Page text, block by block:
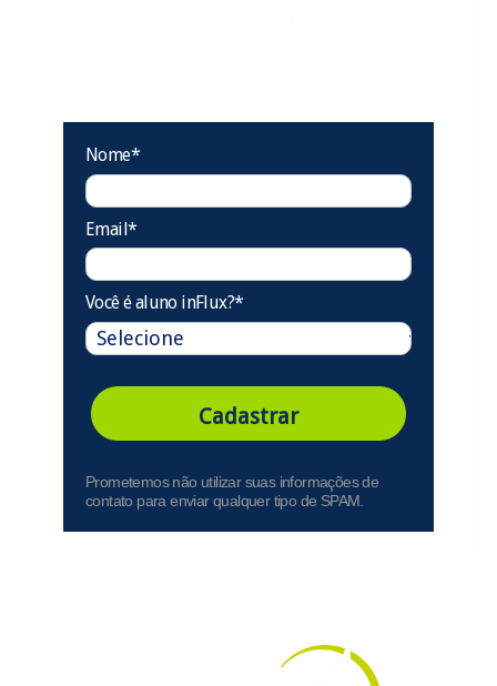
Nome*
Email*
Você é aluno inFlux?*
Cadastrar
Prometemos não utilizar suas informações de
contato para enviar qualquer tipo de SPAM.